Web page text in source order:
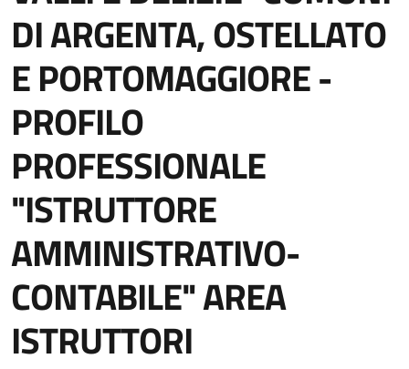
DI ARGENTA, OSTELLATO
E PORTOMAGGIORE -
PROFILO
PROFESSIONALE
"ISTRUTTORE
AMMINISTRATIVO-
CONTABILE" AREA
ISTRUTTORI